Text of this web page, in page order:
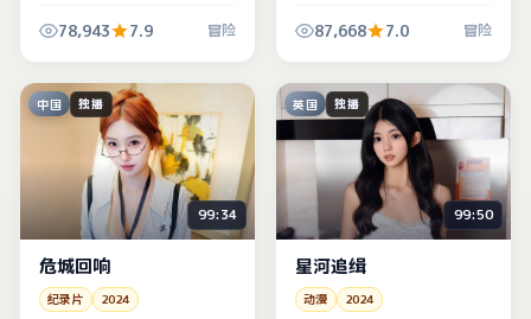
刻薄观察，适合喜欢烧脑的
78,943 7.9 冒险
停顿撑起，建议调大音量听
87,668 7.0 冒险
中国 独播
99:34
危城回响
纪录片 2024
英国 独播
99:50
星河追缉
动漫 2024